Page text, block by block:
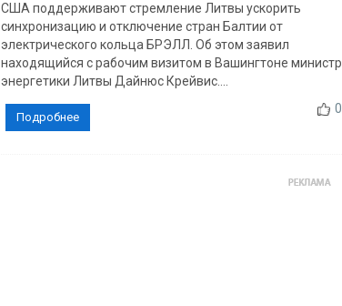
США поддерживают стремление Литвы ускорить
синхронизацию и отключение стран Балтии от
электрического кольца БРЭЛЛ. Об этом заявил
находящийся с рабочим визитом в Вашингтоне министр
энергетики Литвы Дайнюс Крейвис....
0
Подробнее